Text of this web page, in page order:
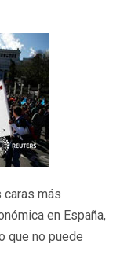
caras más
en España,
que no puede